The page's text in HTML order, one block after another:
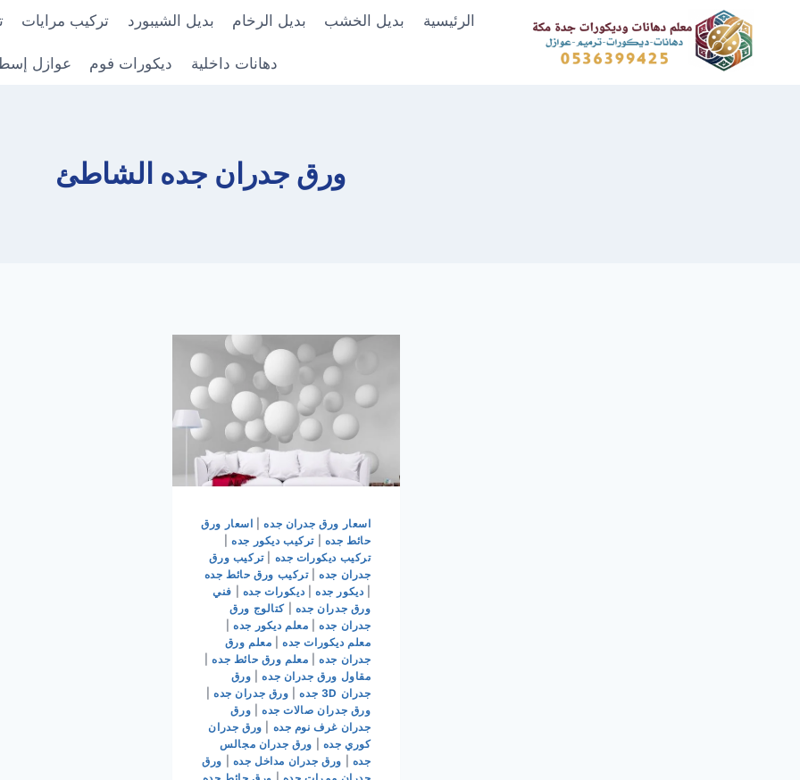
المحتوى
الرئيسية بديل الخشب بديل الرخام بديل الشيبورد تركيب مرايات
دهانات داخلية ديكورات فوم عوازل
ورق جدران جده الشاطئ
اسعار ورق جدران جده| اسعار ورق
حائط جده
تركيب ديكور جده|
تركيب ديكورات جده |تركيب ورق
جدران جده|تركيب ورق حائط جده
ديكور جده| ديكورات جده
فني
ورق جدران جده
كتالوج ورق
جدران جده| معلم ديكور جده|
معلم ديكورات جده| معلم ورق
جدران جده| معلم ورق حائط جده|
مقاول ورق جدران جده| ورق
جدران 3D جده
| ورق جدران جده
ورق جدران صالات جده
ورق
جدران غرف نوم جده
ورق جدران
كوري جده
ورق جدران مجالس
جده
ورق جدران مداخل جده
ورق